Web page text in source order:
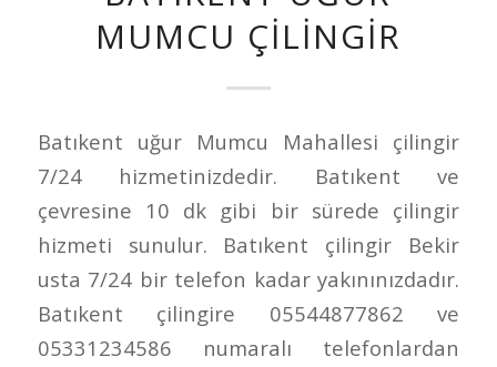
MUMCU ÇILINGIR
Batıkent uğur Mumcu Mahallesi çilingir
7/24 hizmetinizdedir. Batıkent ve
çevresine 10 dk gibi bir sürede çilingir
hizmeti sunulur. Batıkent çilingir Bekir
usta 7/24 bir telefon kadar yakınınızdadır.
Batıkent çilingire 05544877862 ve
05331234586 numaralı telefonlardan